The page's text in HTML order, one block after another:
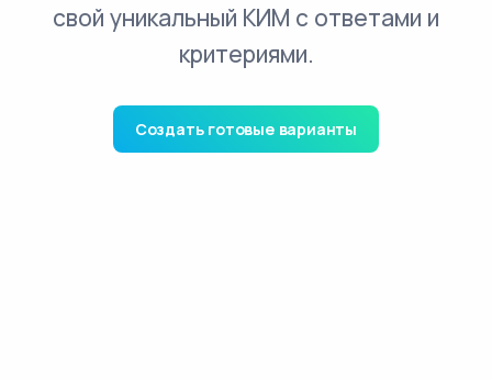
свой уникальный КИМ с ответами и
критериями.
Создать готовые варианты